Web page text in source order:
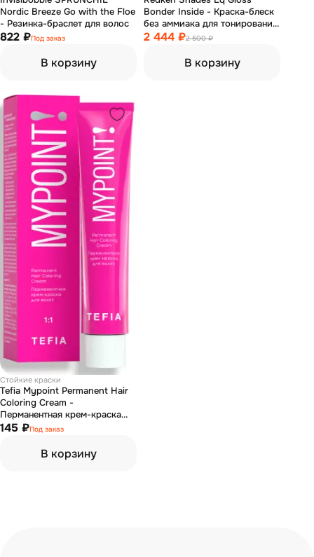
Nordic Breeze Go with the Floe
- Резинка-браслет для волос
822 ₽Под заказ
В корзину
Bonder Inside - Краска-блеск
без аммиака для тонирования
и ухода 5G 60 мл
2 444 ₽2 500 ₽
В корзину
Стойкие краски
Tefia Mypoint Permanent Hair
Coloring Cream -
Перманентная крем-краска
для волос 6.4 темный блондин
145 ₽Под заказ
В корзину